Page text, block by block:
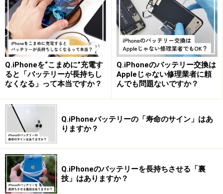
・「USB Type-C」コネクタに変更
充電などに用いるコネクタはLightningからUSB Type-Cに変
更。ケーブルを用いてAirPods Pro（第2世代）や
Apple Watchを充電することもできるという
iPhone 14 Proにはない進化ポイントもいくつかあります
が、とりわけ大きく変わったのが充電などに用いるコネ
クタ部分。従来のLightningコネクタに代わり、パソコン
やAndroidスマートフォンなどで一般的な
ネクタ（Appleでは、USB-Cと表記）が採用されている
のです。
それゆえ充電に汎用的なUSB Type-Cのケーブルが使える
Q.iPhoneを“こまめに”充電す
ると「バッテリーが長持ちし
なくなる」って本当ですか？
Q.iPhoneのバッテリー交換は
Appleじゃない修理業者に頼
んでも問題ないですか？
Q.iPhoneバッテリーの「寿命のサイン」はあ
りますか？
Q.iPhoneのバッテリーを長持ちさせる「裏
技」はありますか？